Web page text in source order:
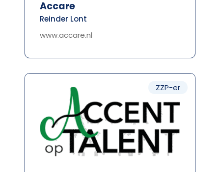
Accare
Reinder Lont
www.accare.nl
ZZP-er